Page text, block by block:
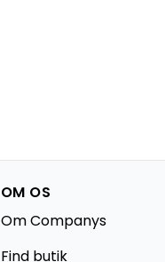
OM OS
Om Companys
Find butik